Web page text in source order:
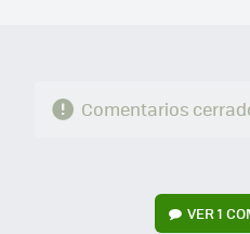
Comentarios
VER1